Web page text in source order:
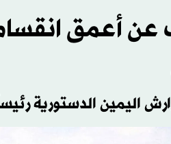
عن أعمق
اليمين الدستورية